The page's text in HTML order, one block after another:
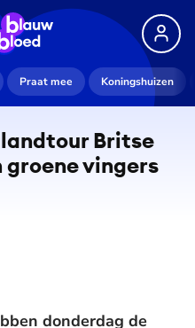
Praat mee Koningshuizen
Britse
groene vingers
donderdag de